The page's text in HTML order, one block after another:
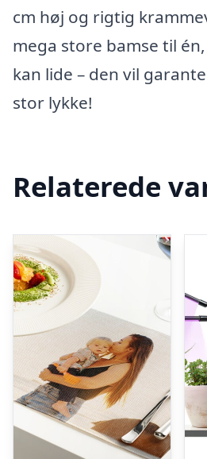
cm høj og rigtig
mega store bamse til
kan lide – den vil
stor lykke!
Relaterede